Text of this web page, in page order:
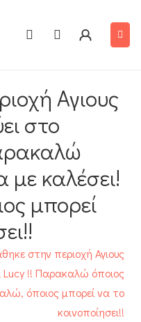
Αγιους
στο
με καλέσει!
μπορεί
στην περιοχή Αγιους
Lucy !! Παρακαλώ όποιος
όποιος μπορεί να το
κοινοποίησει!!